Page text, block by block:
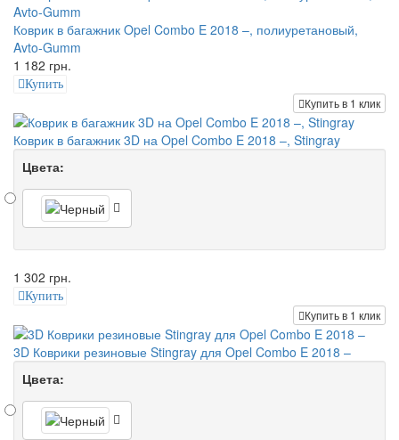
Коврик в багажник Opel Combo E 2018 –, полиуретановый,
Avto-Gumm
1 182 грн.
Купить
Купить в 1 клик
Коврик в багажник 3D на Opel Combo E 2018 –, Stingray
Цвета:
1 302 грн.
Купить
Купить в 1 клик
3D Коврики резиновые Stingray для Opel Combo E 2018 –
Цвета: